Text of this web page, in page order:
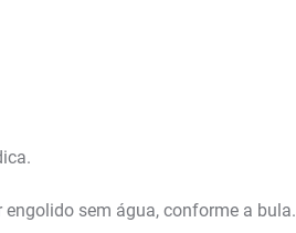
sem água, conforme a bula.